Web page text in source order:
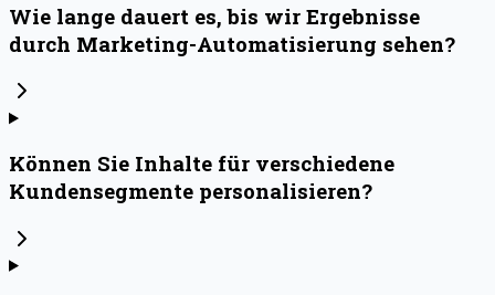
Wie lange dauert es, bis wir Ergebnisse
durch Marketing-Automatisierung sehen?
Können Sie Inhalte für verschiedene
Kundensegmente personalisieren?